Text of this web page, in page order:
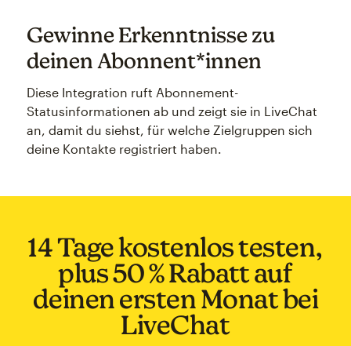
Gewinne Erkenntnisse zu
deinen Abonnent*innen
Diese Integration ruft Abonnement-
Statusinformationen ab und zeigt sie in LiveChat
an, damit du siehst, für welche Zielgruppen sich
deine Kontakte registriert haben.
14 Tage kostenlos testen,
plus 50 % Rabatt auf
deinen ersten Monat bei
LiveChat